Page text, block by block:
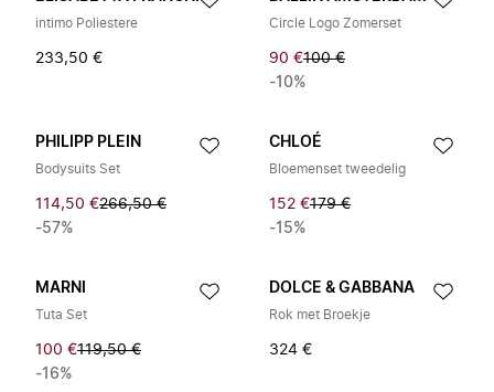
intimo Poliestere
233,50 €
Circle Logo Zomerset
90 €100 €
-10%
PHILIPP PLEIN
Bodysuits Set
114,50 €266,50 €
-57%
CHLOÉ
Bloemenset tweedelig
152 €179 €
-15%
MARNI
Tuta Set
100 €119,50 €
-16%
DOLCE & GABBANA
Rok met Broekje
324 €